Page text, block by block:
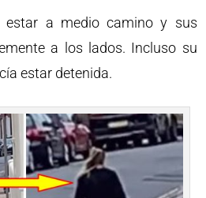
estar a medio camino y sus
a los lados. Incluso su
estar detenida.